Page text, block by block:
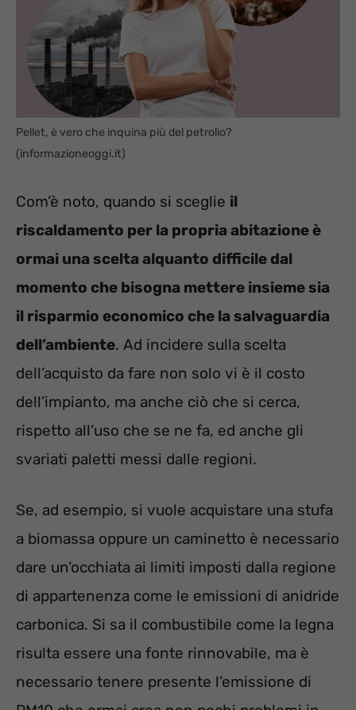
Pellet, è vero che inquina più del petrolio?
(informazioneoggi.it)
Com’è noto, quando si sceglie il
riscaldamento per la propria abitazione è
ormai una scelta alquanto difficile dal
momento che bisogna mettere insieme sia
il risparmio economico che la salvaguardia
dell’ambiente. Ad incidere sulla scelta
dell’acquisto da fare non solo vi è il costo
dell’impianto, ma anche ciò che si cerca,
rispetto all’uso che se ne fa, ed anche gli
svariati paletti messi dalle regioni.
Se, ad esempio, si vuole acquistare una stufa
a biomassa oppure un caminetto è necessario
dare un’occhiata ai limiti imposti dalla regione
di appartenenza come le emissioni di anidride
carbonica. Si sa il combustibile come la legna
risulta essere una fonte rinnovabile, ma è
necessario tenere presente l’emissione di